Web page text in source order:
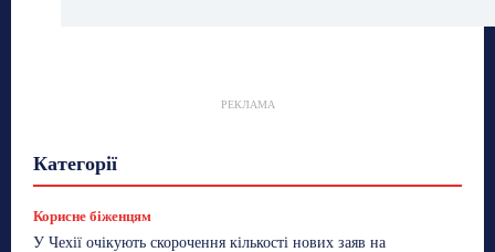
РЕКЛАМА
Категорії
Новини Чехії
Сад та город
Корисне біженцям
У Чехії очікують скорочення кількості нових заяв на